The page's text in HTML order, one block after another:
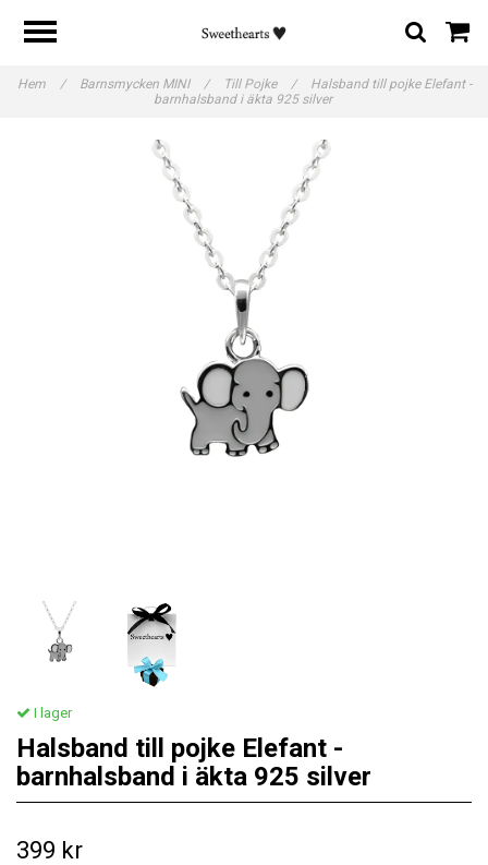
Hem / Barnsmycken MINI / Till Pojke /
Halsband till pojke Elefant -
barnhalsband i äkta 925 silver
I lager
Halsband till pojke Elefant -
barnhalsband i äkta 925 silver
399 kr